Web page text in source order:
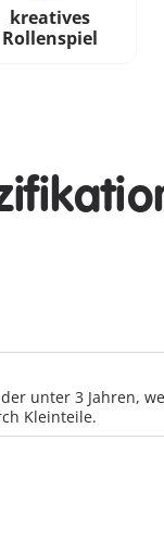
kreatives
Rollenspiel
unter 3 Jahren,
Kleinteile.